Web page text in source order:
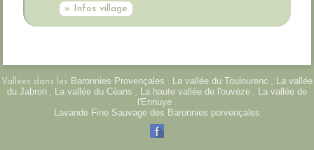
» Infos village
Vallées dans les Baronnies Provençales : La vallée du Toulourenc , La vallée
du Jabron , La vallée du Céans , La haute vallée de l'ouvèze , La vallée de
l'Ennuye .
Lavande Fine Sauvage des Baronnies porvençales